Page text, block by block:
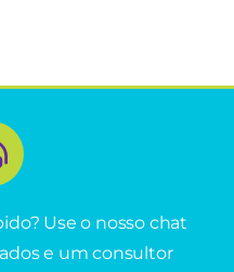
Use o nosso chat
e um consultor